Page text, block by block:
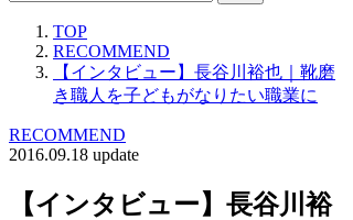
TOP
RECOMMEND
【インタビュー】長谷川裕也｜靴磨
き職人を子どもがなりたい職業に
RECOMMEND
2016.09.18 update
【インタビュー】長谷川裕